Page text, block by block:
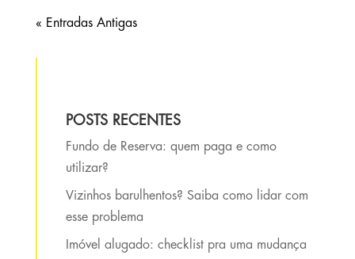
« Entradas Antigas
POSTS RECENTES
Fundo de Reserva: quem paga e como
utilizar?
Vizinhos barulhentos? Saiba como lidar com
esse problema
Imóvel alugado: checklist pra uma mudança